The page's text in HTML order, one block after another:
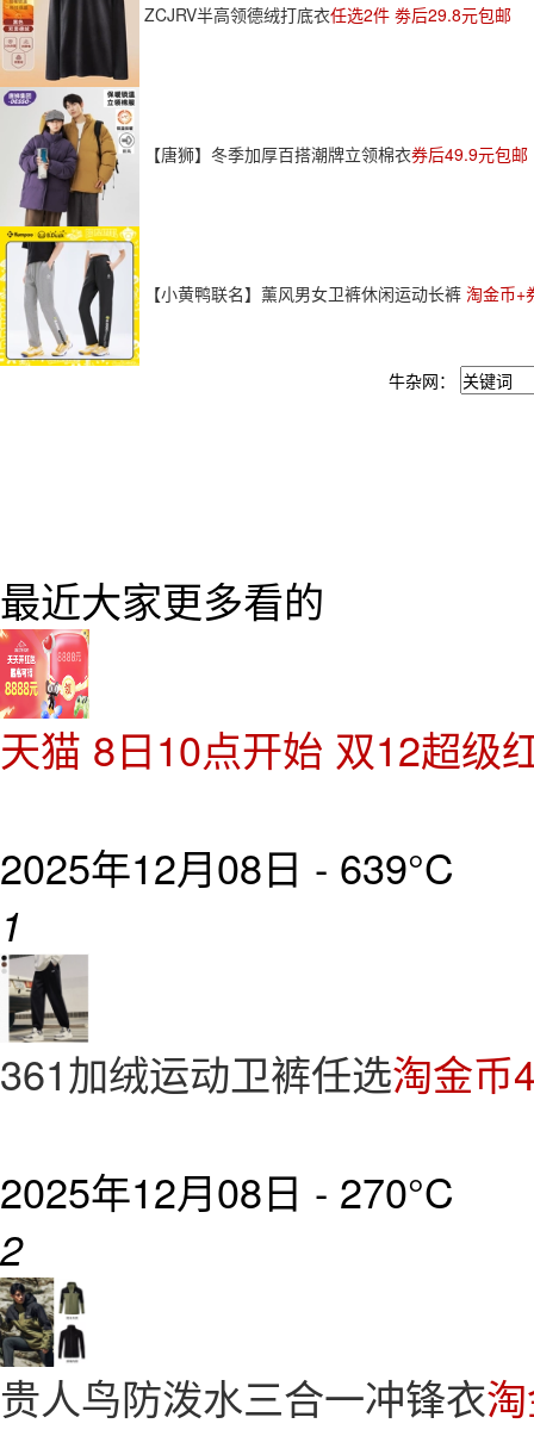
ZCJRV半高领德绒打底衣任选2件 劵后29.8元包邮
【唐狮】冬季加厚百搭潮牌立领棉衣券后49.9元包邮
【小黄鸭联名】薰风男女卫裤休闲运动长裤 淘金币+
牛杂网：
最近大家更多看的
天猫 8日10点开始 双12超级
2025年12月08日 - 639°C
1
361加绒运动卫裤任选淘金币
2025年12月08日 - 270°C
2
贵人鸟防泼水三合一冲锋衣